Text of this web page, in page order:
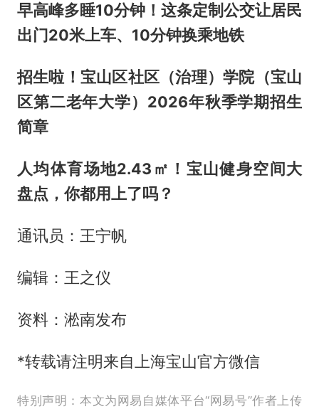
早高峰多睡10分钟！这条定制公交让居民
出门20米上车、10分钟换乘地铁
招生啦！宝山区社区（治理）学院（宝山
区第二老年大学）2026年秋季学期招生
简章
人均体育场地2.43㎡！宝山健身空间大
盘点，你都用上了吗？
通讯员：王宁帆
编辑：王之仪
资料：淞南发布
*转载请注明来自上海宝山官方微信
特别声明：本文为网易自媒体平台“网易号”作者上传